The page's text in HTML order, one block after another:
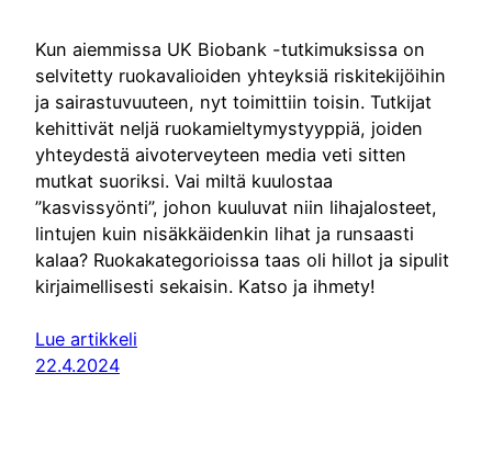
Kun aiemmissa UK Biobank -tutkimuksissa on
selvitetty ruokavalioiden yhteyksiä riskitekijöihin
ja sairastuvuuteen, nyt toimittiin toisin. Tutkijat
kehittivät neljä ruokamieltymystyyppiä, joiden
yhteydestä aivoterveyteen media veti sitten
mutkat suoriksi. Vai miltä kuulostaa
”kasvissyönti”, johon kuuluvat niin lihajalosteet,
lintujen kuin nisäkkäidenkin lihat ja runsaasti
kalaa? Ruokakategorioissa taas oli hillot ja sipulit
kirjaimellisesti sekaisin. Katso ja ihmety!
Lue artikkeli
22.4.2024